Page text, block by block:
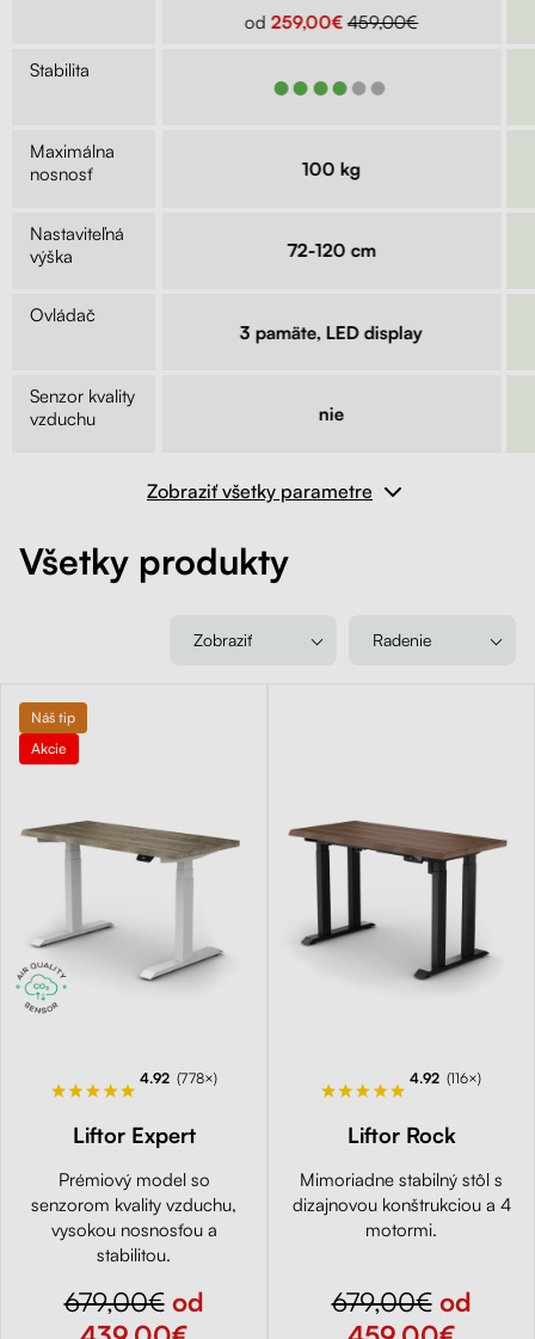
Stabilita
Maximálna
nosnosť
Nastaviteľná
výška
Ovládač
Senzor kvality
vzduchu
od259,00€ 459,00€
●●●●●●
100 kg
72-120 cm
3 pamäte, LED display
nie
Zobraziť všetky parametre
Všetky produkty
Radenie
Zobraziť
Náš tip
Akcie
4.92 (778×)
Liftor Expert
Prémiový model so
senzorom kvality vzduchu,
vysokou nosnosťou a
stabilitou.
679,00€od
4.92 (116×)
Liftor Rock
Mimoriadne stabilný stôl s
dizajnovou konštrukciou a 4
motormi.
679,00€od